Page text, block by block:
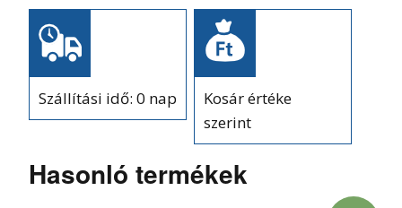
Szállítási idő: 0 nap
Kosár értéke
szerint
Hasonló termékek